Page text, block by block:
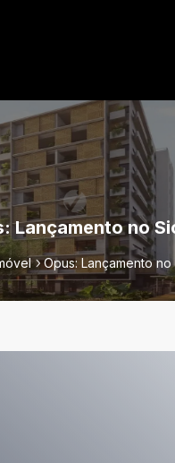
Lançamento no
Opus: Lançamento no